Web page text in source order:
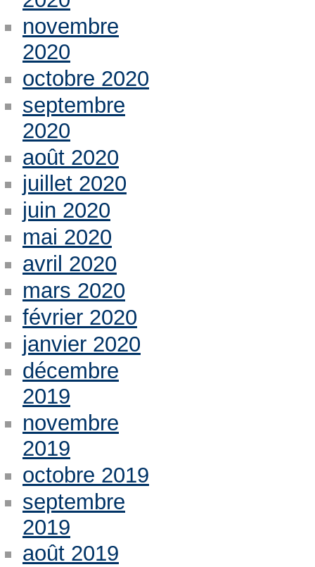
novembre
2020
octobre 2020
septembre
2020
août 2020
juillet 2020
juin 2020
mai 2020
avril 2020
mars 2020
février 2020
janvier 2020
décembre
2019
novembre
2019
octobre 2019
septembre
2019
août 2019